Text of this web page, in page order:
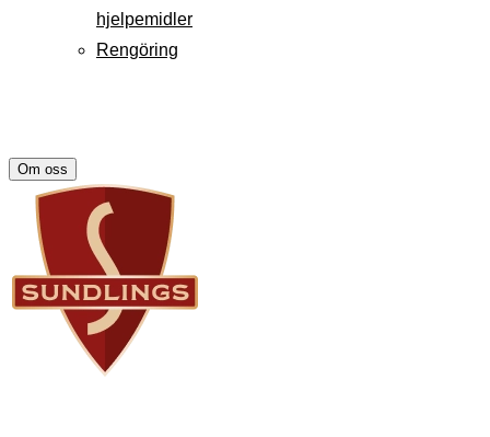
hjelpemidler
Rengöring
Om oss